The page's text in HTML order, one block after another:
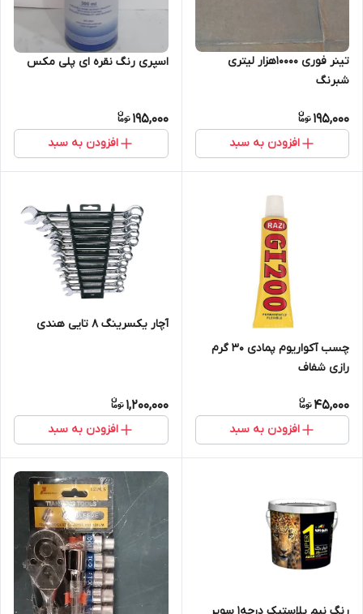
تینر فوری 10000هزار لیتری
شبرنگ
195,000
افزودن به سبد
اسپری رنگ نقره ای پلی مکس
195,000
افزودن به سبد
چسب آکواریوم پمادی 30 گرم
رازی شفاف
45,000
افزودن به سبد
آچار یکسرینگ 8 تایی هندی
1,200,000
افزودن به سبد